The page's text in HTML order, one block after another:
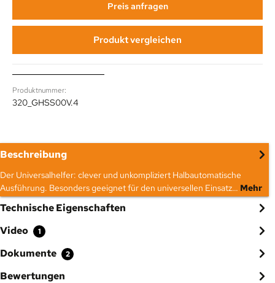
Preis anfragen
Produkt vergleichen
Produktnummer:
320_GHSS00V.4
Beschreibung
Der Universalhelfer: clever und unkompliziert Halbautomatische
Ausführung. Besonders geeignet für den universellen Einsatz… Mehr
Technische Eigenschaften
Video
1
Dokumente 2
Bewertungen